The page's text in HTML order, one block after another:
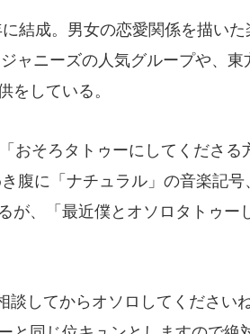
結成。男女の恋愛関係を描い
ャニーズの人気グループや、東
をしている。
おそろタトゥーにしてくださる
腹に「ナチュラル」の音楽記
が、「最近僕とオソロタトゥー
談してからオソロしてください